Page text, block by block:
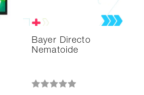
Bayer Directo
Nematoide